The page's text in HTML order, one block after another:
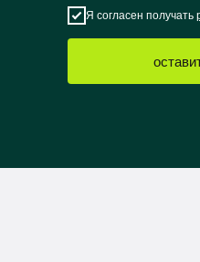
Я согласен получать